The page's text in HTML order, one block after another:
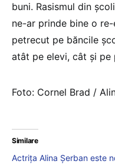
buni. Rasismul din
ne-ar prinde bine o
petrecut pe băncile
atât pe elevi, cât și pe
Foto: Cornel Brad /
Similare
Actrița Alina Șerban este